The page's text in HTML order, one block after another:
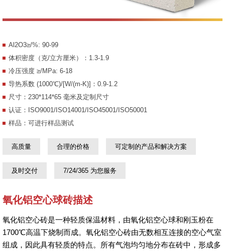
Al2O3≥/%: 90-99
体积密度（克/立方厘米）：1.3-1.9
冷压强度 ≥/MPa: 6-18
导热系数 (1000℃)/[W/(m-K)]：0.9-1.2
尺寸：230*114*65 毫米及定制尺寸
认证：ISO9001/ISO14001/ISO45001/ISO50001
样品：可进行样品测试
高质量 合理的价格 可定制的产品和解决方案
及时交付 7/24/365 为您服务
氧化铝空心球砖描述
氧化铝空心砖是一种轻质保温材料，由氧化铝空心球和刚玉粉在
1700℃高温下烧制而成。氧化铝空心砖由无数相互连接的空心气室
组成，因此具有轻质的特点。所有气泡均匀地分布在砖中，形成多